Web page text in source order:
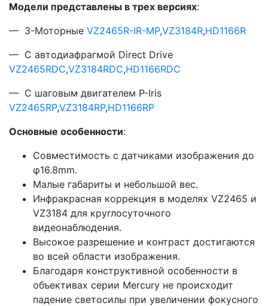
Модели представлены в трех версиях:
— 3-Моторные VZ2465R-IR-MP,VZ3184R,HD1166R
— С автодиафрагмой Direct Drive
VZ2465RDC,VZ3184RDC,HD1166RDC
— С шаговым двигателем P-Iris
VZ2465RP,VZ3184RP,HD1166RP
Основные особенности:
Совместимость с датчиками изображения до
φ16.8mm.
Малые габариты и небольшой вес.
Инфракрасная коррекция в моделях VZ2465 и
VZ3184 для круглосуточного
видеонаблюдения.
Высокое разрешение и контраст достигаются
во всей области изображения.
Благодаря конструктивной особенности в
объективах серии Mercury не происходит
падение светосилы при увеличении фокусного